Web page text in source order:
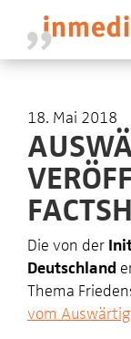
18. Mai 2018
Die von der
Deutschland
Thema
vom